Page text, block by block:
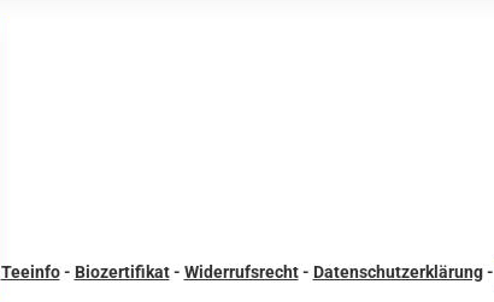
Teeinfo- Biozertifikat- Widerrufsrecht- Datenschutzerklärung-